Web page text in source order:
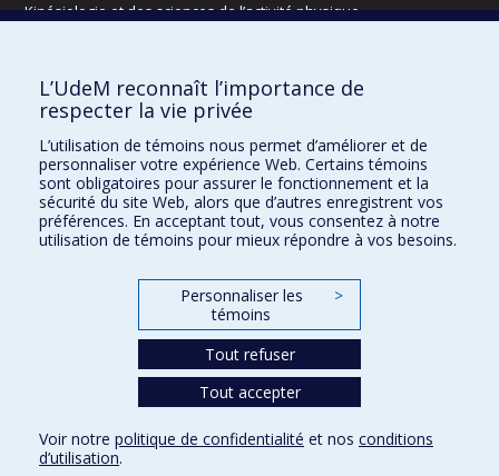
Kinésiologie et des sciences de l’activité physique
Directions
DPC
CPASS
Éthique clinique
Conditions d’utilisation 2025-2026
29e concours du programme de support professoral (PSP)
CONCOURS 2026-2027 – BOURSES DE FORMATION COMPLÉMENTAIRE
DRROMN
L’UdeM reconnaît l’importance de
respecter la vie privée
L’utilisation de témoins nous permet d’améliorer et de
personnaliser votre expérience Web. Certains témoins
sont obligatoires pour assurer le fonctionnement et la
sécurité du site Web, alors que d’autres enregistrent vos
préférences. En acceptant tout, vous consentez à notre
utilisation de témoins pour mieux répondre à vos besoins.
Personnaliser les
témoins
>
Tout refuser
Tout accepter
Voir notre politique de confidentialité et nos conditions
d’utilisation.